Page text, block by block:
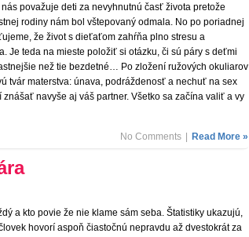
považuje deti za nevyhnutnú časť života pretože
rodiny nám bol vštepovaný odmala. No po poriadnej
že život s dieťaťom zahŕňa plno stresu a
Je teda na mieste položiť si otázku, či sú páry s deťmi
než tie bezdetné… Po zložení ružových okuliarov
tvár materstva: únava, podráždenosť a nechuť na sex
znášať navyše aj váš partner. Všetko sa začína valiť a vy
No Comments Read More »
a kto povie že nie klame sám seba. Štatistiky ukazujú,
hovorí aspoň čiastočnú nepravdu až dvestokrát za